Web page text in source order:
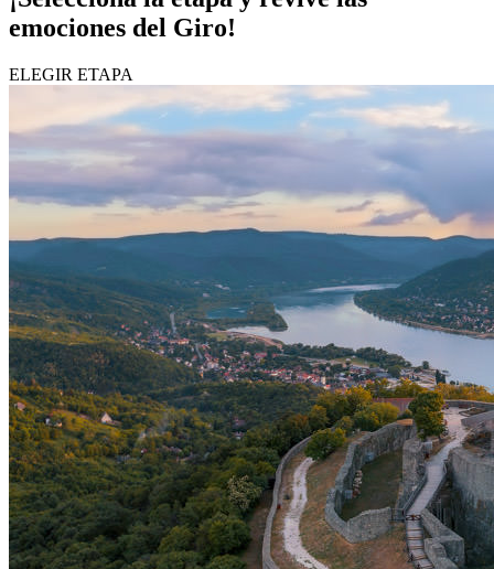
emociones del Giro!
ELEGIR ETAPA